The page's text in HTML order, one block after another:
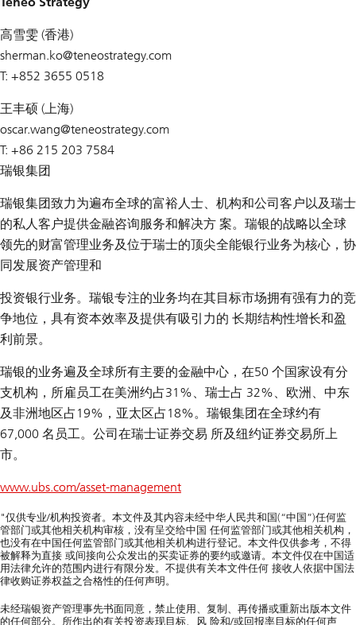
高雪雯 (香港)
sherman.ko@teneostrategy.com
T: +852 3655 0518
王丰硕 (上海)
oscar.wang@teneostrategy.com
T: +86 215 203 7584
瑞银集团
瑞银集团致力为遍布全球的富裕人士、机构和公司客户以及瑞士
的私人客户提供金融咨询服务和解决方 案。瑞银的战略以全球
领先的财富管理业务及位于瑞士的顶尖全能银行业务为核心，协
同发展资产管理和
投资银行业务。瑞银专注的业务均在其目标市场拥有强有力的竞
争地位，具有资本效率及提供有吸引力的 长期结构性增长和盈
利前景。
瑞银的业务遍及全球所有主要的金融中心，在50 个国家设有分
支机构，所雇员工在美洲约占31%、瑞士占 32%、欧洲、中东
及非洲地区占19%，亚太区占18%。瑞银集团在全球约有
67,000 名员工。公司在瑞士证券交易 所及纽约证券交易所上
市。
www.ubs.com/asset-management
"仅供专业/机构投资者。本文件及其内容未经中华人民共和国(“中国”)任何监
管部门或其他相关机构审核，没有呈交给中国 任何监管部门或其他相关机构，
也没有在中国任何监管部门或其他相关机构进行登记。本文件仅供参考，不得
被解释为直接 或间接向公众发出的买卖证券的要约或邀请。本文件仅在中国适
用法律允许的范围内进行有限分发。不提供有关本文件任何 接收人依据中国法
律收购证券权益之合格性的任何声明。
未经瑞银资产管理事先书面同意，禁止使用、复制、再传播或重新出版本文件
的任何部分。所作出的有关投资表现目标、风 险和/或回报率目标的任何声